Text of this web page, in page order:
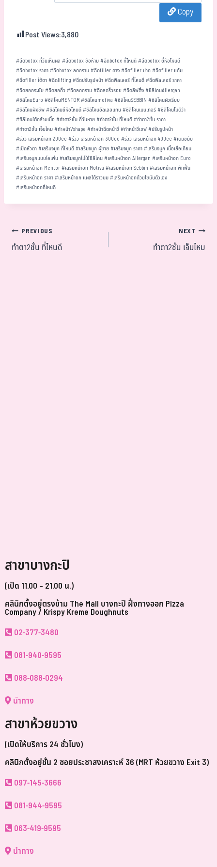
tCopy
Post Views:3,880
#ฉีดbotox กี่วันเห็นผล #ฉีดbotox ข้อห้าม#ฉีดbotox ที่ไหนดี#ฉีดbotox ยี่ห้อไหนดี
#ฉีดbotox ราคา#ฉีดbotox ลดกราม#ฉีดfiller คาง#ฉีดfiller ปาก#ฉีดfiller แก้ม
#ฉีดfiller ใต้ตา#ฉีดlifting #ฉีดปรับรูปหน้า#ฉีดฟิลเลอร์ ที่ไหนดี#ฉีดฟิลเลอร์ ราคา
#ฉีดยกกระชับ#ฉีดยกคิ้ว#ฉีดลดกราม#ฉีดลดริ้วรอย #ฉีดลิฟติ้ง #ซิลิโคนAllergan
#ซิลิโคนEuro #ซิลิโคนMENTOR#ซิลิโคนmotiva #ซิลิโคนSEBBIN #ซิลิโคนผิวเรียบ
#ซิลิโคนฝังชิพ#ซิลิโคนยีห้อไหนดี#ซิลิโคนอัลเลอแกน#ซิลิโคนเมนเทอร์#ซิลิโคนโมติว่า
#ซิลิโคนใต้กล้ามเนื้อ #ทำตา2ชั้น กี่วันหาย #ทำตา2ชั้น ที่ไหนดี#ทำตา2ชั้น ราคา
#ทำตา2ชั้น เจ็บไหม#ทำหน้าVshape #ทำหน้าฉีดหน้าวี#ทำหน้าวีเชฟ#ปรับรูปหน้า
#รีวิว เสริมหน้าอก 200cc #รีวิว เสริมหน้าอก 300cc #รีวิว เสริมหน้าอก 400cc #เติมขมับ
#เปิดหัวตา#เสริมจมูก ที่ไหนดี#เสริมจมูก ผู้ชาย #เสริมจมูก ราคา#เสริมจมูก เนื้อเยื่อเทียม
#เสริมจมูกแบบโอเพ่น#เสริมจมูกไม่ใช้ซิลิโคน#เสริมหน้าอก Allergan #เสริมหน้าอก Euro
#เสริมหน้าอก Mentor#เสริมหน้าอก Motiva #เสริมหน้าอก Sebbin #เสริมหน้าอก พักฟื้น
#เสริมหน้าอก ราคา#เสริมหน้าอก แผลใต้ราวนม#เสริมหน้าอกด้วยไขมันตัวเอง
#เสริมหน้าอกที่ไหนดี
PREVIOUS
ทำตา2ชั้น ที่ไหนดี
NEXT
ทำตา2ชั้น เจ็บไหม
สาขาบางกะปิ
(เปิด 11.00 – 21.00 น.)
คลินิกตั้งอยู่ตรงข้าม The Mall บางกะปิ ฝั่งทางออก Pizza
Company / Krispy Kreme Doughnuts
02-377-3480
081-940-9595
088-088-0294
นำทาง
สาขาห้วยขวาง
(เปิดให้บริการ 24 ชั่วโมง)
คลินิกตั้งอยู่ชั้น 2 ซอยประชาสงเคราะห์ 36 (MRT ห้วยขวาง Exit 3)
097-145-3666
081-944-9595
063-419-9595
นำทาง